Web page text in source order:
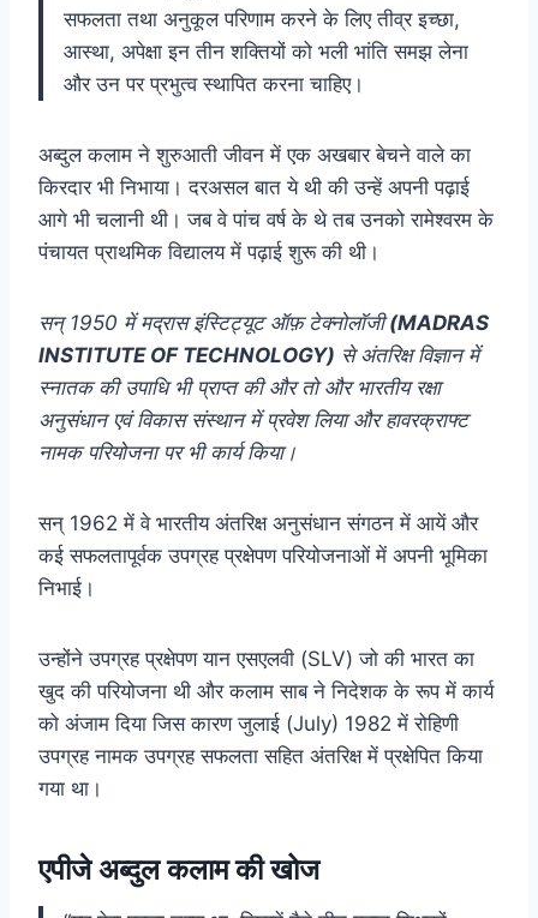
सफलता तथा अनुकूल परिणाम करने के लिए तीव्र इच्छा,
आस्था, अपेक्षा इन तीन शक्तियों को भली भांति समझ लेना
और उन पर प्रभुत्व स्थापित करना चाहिए।
अब्दुल कलाम ने शुरुआती जीवन में एक अखबार बेचने वाले का
किरदार भी निभाया। दरअसल बात ये थी की उन्हें अपनी पढ़ाई
आगे भी चलानी थी। जब वे पांच वर्ष के थे तब उनको रामेश्वरम के
पंचायत प्राथमिक विद्यालय में पढ़ाई शुरू की थी।
सन् 1950 में मद्रास इंस्टिट्यूट ऑफ़ टेक्नोलॉजी(MADRAS
INSTITUTE OF TECHNOLOGY) से अंतरिक्ष विज्ञान में
स्नातक की उपाधि भी प्राप्त की और तो और भारतीय रक्षा
अनुसंधान एवं विकास संस्थान में प्रवेश लिया और हावरक्राफ्ट
नामक परियोजना पर भी कार्य किया।
सन् 1962 में वे भारतीय अंतरिक्ष अनुसंधान संगठन में आयें और
कई सफलतापूर्वक उपग्रह प्रक्षेपण परियोजनाओं में अपनी भूमिका
निभाई।
उन्होंने उपग्रह प्रक्षेपण यान एसएलवी (SLV) जो की भारत का
खुद की परियोजना थी और कलाम साब ने निदेशक के रूप में कार्य
को अंजाम दिया जिस कारण जुलाई (July) 1982 में रोहिणी
उपग्रह नामक उपग्रह सफलता सहित अंतरिक्ष में प्रक्षेपित किया
गया था।
एपीजे अब्दुल कलाम की खोज